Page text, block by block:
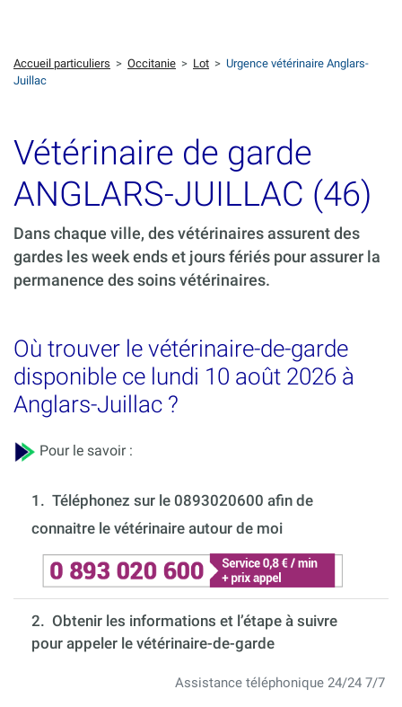
Accueil particuliers > Occitanie > Lot > Urgence vétérinaire Anglars-
Juillac
Vétérinaire de garde
ANGLARS-JUILLAC (46)
Dans chaque ville, des vétérinaires assurent des
gardes les week ends et jours fériés pour assurer la
permanence des soins vétérinaires.
Où trouver le vétérinaire-de-garde
disponible ce lundi 10 août 2026 à
Anglars-Juillac ?
Pour le savoir :
1. Téléphonez sur le 0893020600 afin de
connaitre le vétérinaire autour de moi
2. Obtenir les informations et l’étape à suivre
pour appeler le vétérinaire-de-garde
Assistance téléphonique 24/24 7/7